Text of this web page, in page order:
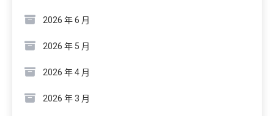
2026 年 6 月
2026 年 5 月
2026 年 4 月
2026 年 3 月